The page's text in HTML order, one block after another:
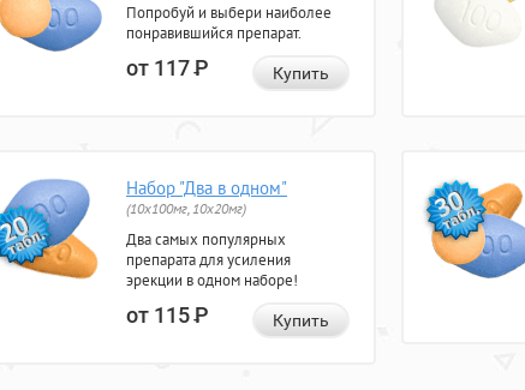
Попробуй и выбери наиболее
понравившийся препарат.
от 117Р Купить
Набор "Два в одном"
(10x100мг, 10x20мг)
Два самых популярных
препарата для усиления
эрекции в одном наборе!
от 115Р Купить